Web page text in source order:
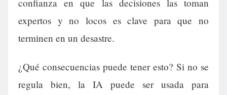
confianza en que las decisiones las toman
expertos y no locos es clave para que no
terminen en un desastre.
¿Qué consecuencias puede tener esto? Si no se
regula bien, la IA puede ser usada para